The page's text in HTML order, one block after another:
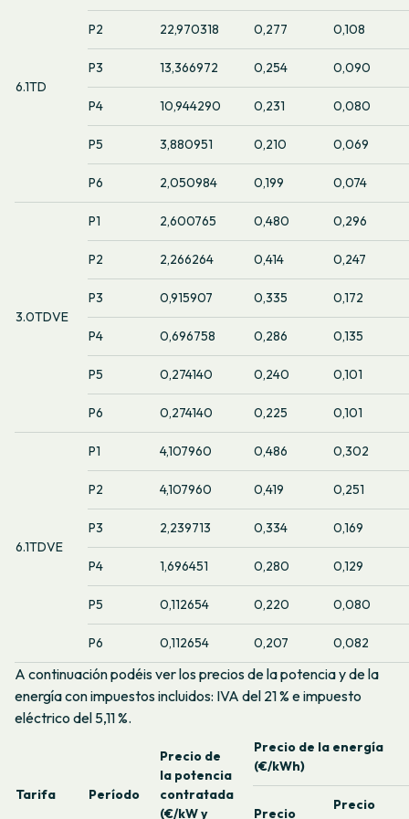
6.1TD
P2 22,970318 0,277 0,108
P3 13,366972 0,254 0,090
P4 10,944290 0,231 0,080
P5 3,880951 0,210 0,069
P6 2,050984 0,199 0,074
3.0TDVE
P1 2,600765 0,480 0,296
P2 2,266264 0,414 0,247
P3 0,915907 0,335 0,172
P4 0,696758 0,286 0,135
P5 0,274140 0,240 0,101
P6 0,274140 0,225 0,101
6.1TDVE
P1 4,107960 0,486 0,302
P2 4,107960 0,419 0,251
P3 2,239713 0,334 0,169
P4 1,696451 0,280 0,129
P5 0,112654 0,220 0,080
P6 0,112654 0,207 0,082
A continuación podéis ver los precios de la potencia y de la
energía con impuestos incluidos: IVA del 21 % e impuesto
eléctrico del 5,11 %.
Tarifa Período
Precio de
la potencia
contratada
(€/kW y
Precio de la energía
(€/kWh)
Precio
Precio